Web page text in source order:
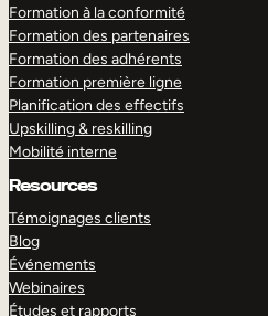
Formation à la conformité
Formation des partenaires
Formation des adhérents
Formation première ligne
Planification des effectifs
Upskilling & reskilling
Mobilité interne
Resources
Témoignages clients
Blog
Événements
Webinaires
Études et rapports